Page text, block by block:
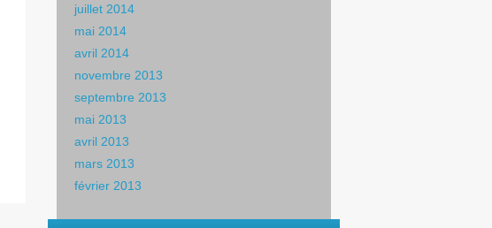
juillet 2014
mai 2014
avril 2014
novembre 2013
septembre 2013
mai 2013
avril 2013
mars 2013
février 2013